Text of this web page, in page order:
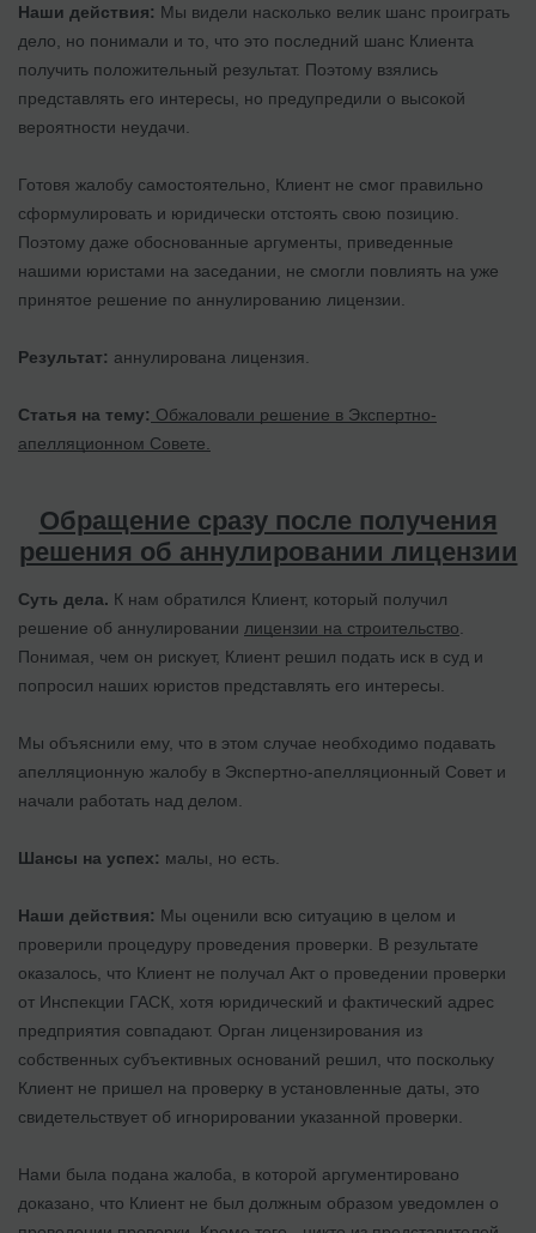
Наши действия: Мы видели насколько велик шанс проиграть
дело, но понимали и то, что это последний шанс Клиента
получить положительный результат. Поэтому взялись
представлять его интересы, но предупредили о высокой
вероятности неудачи.
Готовя жалобу самостоятельно, Клиент не смог правильно
сформулировать и юридически отстоять свою позицию.
Поэтому даже обоснованные аргументы, приведенные
нашими юристами на заседании, не смогли повлиять на уже
принятое решение по аннулированию лицензии.
Результат: аннулирована лицензия.
Статья на тему: Обжаловали решение в Экспертно-
апелляционном Совете.
Обращение сразу после получения
решения об аннулировании лицензии
Суть дела. К нам обратился Клиент, который получил
решение об аннулировании лицензии на строительство
Понимая, чем он рискует, Клиент решил подать иск в суд и
попросил наших юристов представлять его интересы.
Мы объяснили ему, что в этом случае необходимо подавать
апелляционную жалобу в Экспертно-апелляционный Совет и
начали работать над делом.
Шансы на успех: малы, но есть.
Наши действия: Мы оценили всю ситуацию в целом и
проверили процедуру проведения проверки. В результате
оказалось, что Клиент не получал Акт о проведении проверки
от Инспекции ГАСК, хотя юридический и фактический адрес
предприятия совпадают. Орган лицензирования из
собственных субъективных оснований решил, что поскольку
Клиент не пришел на проверку в установленные даты, это
свидетельствует об игнорировании указанной проверки.
Нами была подана жалоба, в которой аргументировано
доказано, что Клиент не был должным образом уведомлен о